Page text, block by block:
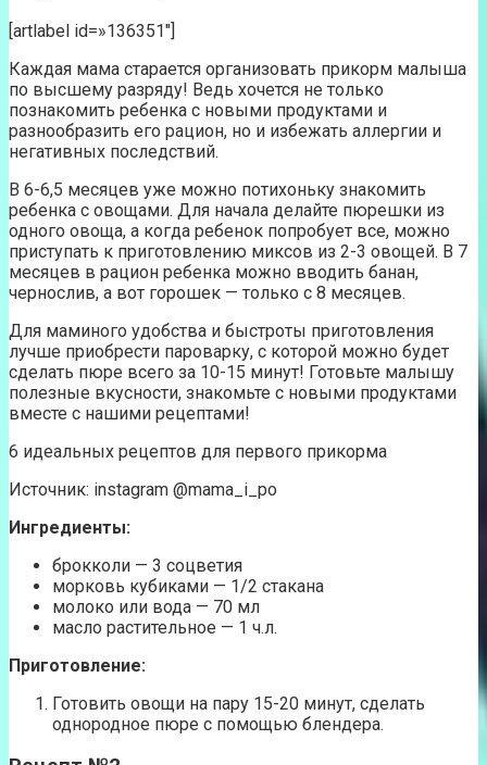
[artlabel id=»136351″]
Каждая мама старается организовать прикорм малыша
по высшему разряду! Ведь хочется не только
познакомить ребенка с новыми продуктами и
разнообразить его рацион, но и избежать аллергии и
негативных последствий.
В 6-6,5 месяцев уже можно потихоньку знакомить
ребенка с овощами. Для начала делайте пюрешки из
одного овоща, а когда ребенок попробует все, можно
приступать к приготовлению миксов из 2-3 овощей. В 7
месяцев в рацион ребенка можно вводить банан,
чернослив, а вот горошек — только с 8 месяцев.
Для маминого удобства и быстроты приготовления
лучше приобрести пароварку, с которой можно будет
сделать пюре всего за 10-15 минут! Готовьте малышу
полезные вкусности, знакомьте с новыми продуктами
вместе с нашими рецептами!
6 идеальных рецептов для первого прикорма
Источник: instagram @mama_i_po
Ингредиенты:
брокколи — 3 соцветия
морковь кубиками — 1/2 стакана
молоко или вода — 70 мл
масло растительное — 1 ч.л.
Приготовление:
Готовить овощи на пару 15-20 минут, сделать
однородное пюре с помощью блендера.